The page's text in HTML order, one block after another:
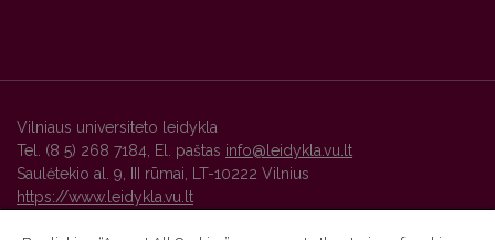
Vilniaus universiteto leidykla
Tel. (8 5) 268 7184, El. paštas info@leidykla.vu.lt
Saulėtekio al. 9, III rūmai, LT-10222 Vilnius
https://www.leidykla.vu.lt